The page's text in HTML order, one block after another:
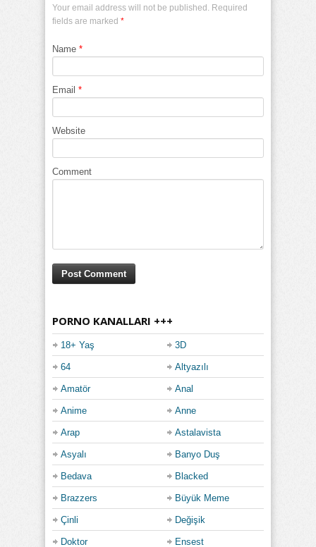
Your email address will not be published. Required
fields are marked *
Name *
Email *
Website
Comment
PORNO KANALLARI +++
18+ Yaş 3D
64 Altyazılı
Amatör Anal
Anime Anne
Arap Astalavista
Asyalı Banyo Duş
Bedava Blacked
Brazzers Büyük Meme
Çinli Değişik
Doktor Ensest